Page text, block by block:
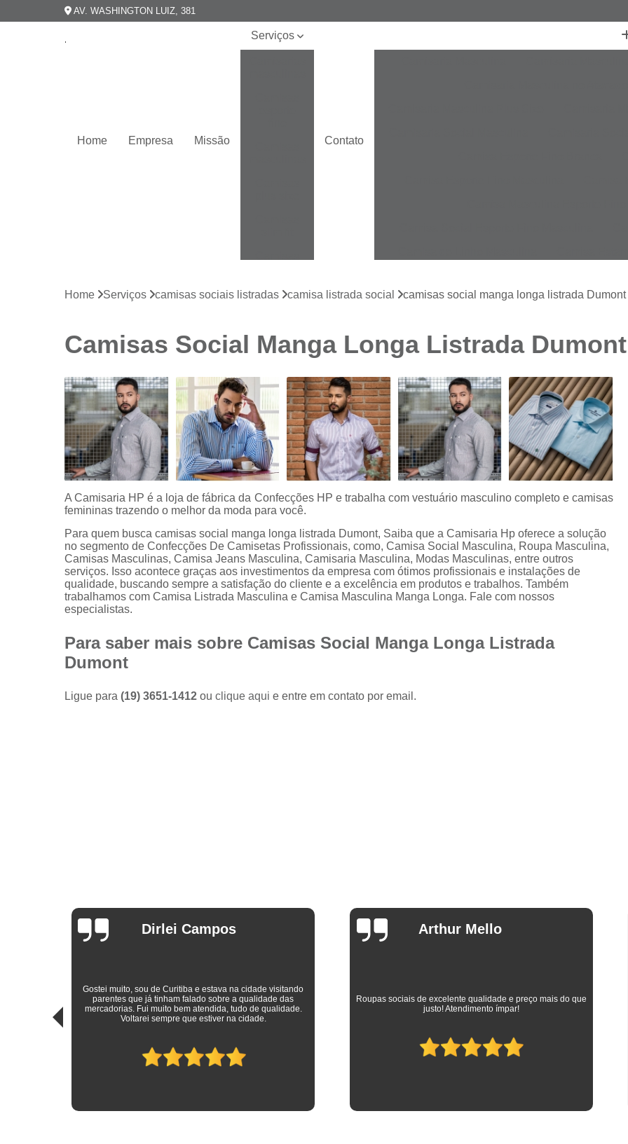
AV. WASHINGTON LUIZ, 381
Home Empresa Missão
Serviços
Camisas
branca
preço
Camisas
sociais
listradas
Camisas
sociais
curta
Camisas
sociais
manga
longa
Camisas
sociais
Camisas
sociais
Fábricas
Contato
Camisa Masculina
Camisa Masculina
Camisa Branca Plus Size
Camisa Jeans
Camisa Social Branca Plus Size
Camisa Social Plus Size
Camisa Xadrez Masculina Plus Size
Camisa Masculina Manga Curta Slim Fit
Camisa Slim Fit
Camisa
Camisa Social Slim Fit Masculina
Camisa
Camisa Branca Slim Masculina
Camisa Jeans Slim Masculina
Camisa Branca
Camisa Social
Camisa Social Masculina
Camisa
Camisa Social Listrada
Camisa Social Listrada Masculina
Camisa Social Masculina Listrada Preto e
Home Serviços camisas sociais listradas camisa listrada social camisas social manga longa listrada Dumont
Camisas Social Manga Longa Listrada Dumont
A Camisaria HP é a loja de fábrica da Confecções HP e trabalha com vestuário masculino completo e camisas
femininas trazendo o melhor da moda para você.
Para quem busca camisas social manga longa listrada Dumont, Saiba que a Camisaria Hp oferece a solução
no segmento de Confecções De Camisetas Profissionais, como, Camisa Social Masculina, Roupa Masculina,
Camisas Masculinas, Camisa Jeans Masculina, Camisaria Masculina, Modas Masculinas, entre outros
serviços. Isso acontece graças aos investimentos da empresa com ótimos profissionais e instalações de
qualidade, buscando sempre a satisfação do cliente e a excelência em produtos e trabalhos. Também
trabalhamos com Camisa Listrada Masculina e Camisa Masculina Manga Longa. Fale com nossos
especialistas.
Para saber mais sobre Camisas Social Manga Longa Listrada
Dumont
Ligue para (19) 3651-1412 ou clique aqui e entre em contato por email.
Arthur Mello
Roupas sociais de excelente qualidade e preço mais do que
justo! Atendimento ímpar!
Ana Eudóxia Cesário de
Camargo
As melhores camisas que vestem meus filhos desde a
adolescência até os dias atuais em que trabalham como
advogados. Parabéns à toda equipe da Camisaria HP!